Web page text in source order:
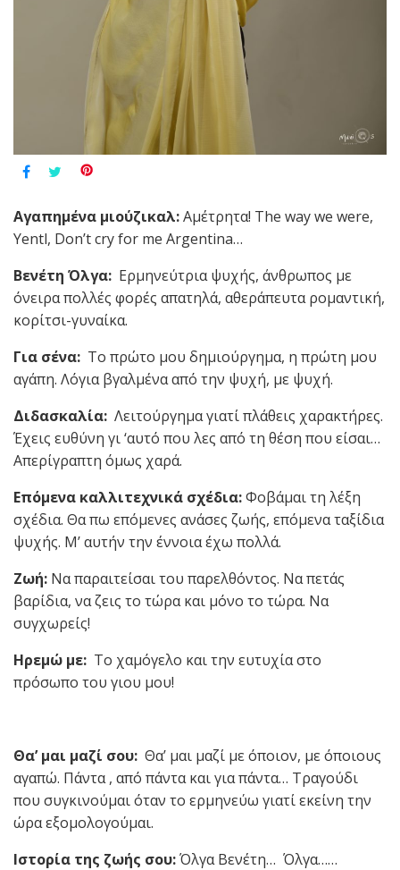
Αγαπημένα μιούζικαλ:Αμέτρητα! The way we were,
Yentl, Don’t cry for me Argentina…
Βενέτη Όλγα: Ερμηνεύτρια ψυχής, άνθρωπος με
όνειρα πολλές φορές απατηλά, αθεράπευτα ρομαντική,
κορίτσι-γυναίκα.
Για σένα: Το πρώτο μου δημιούργημα, η πρώτη μου
αγάπη. Λόγια βγαλμένα από την ψυχή, με ψυχή.
Διδασκαλία: Λειτούργημα γιατί πλάθεις χαρακτήρες.
Έχεις ευθύνη γι ‘αυτό που λες από τη θέση που είσαι…
Απερίγραπτη όμως χαρά.
Επόμενα καλλιτεχνικά σχέδια:Φοβάμαι τη λέξη
σχέδια. Θα πω επόμενες ανάσες ζωής, επόμενα ταξίδια
ψυχής. Μ’ αυτήν την έννοια έχω πολλά.
Ζωή: Να παραιτείσαι του παρελθόντος. Να πετάς
βαρίδια, να ζεις το τώρα και μόνο το τώρα. Να
συγχωρείς!
Ηρεμώ με: Το χαμόγελο και την ευτυχία στο
πρόσωπο του γιου μου!
Θα’ μαι μαζί σου: Θα’ μαι μαζί με όποιον, με όποιους
αγαπώ. Πάντα , από πάντα και για πάντα… Τραγούδι
που συγκινούμαι όταν το ερμηνεύω γιατί εκείνη την
ώρα εξομολογούμαι.
Ιστορία της ζωής σου:Όλγα Βενέτη… Όλγα……